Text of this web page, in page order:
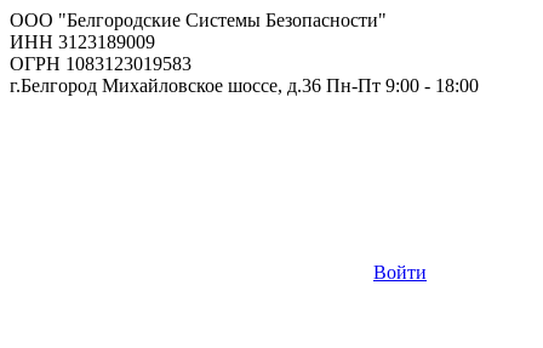
ООО "Белгородские Системы Безопасности"
ИНН 3123189009
ОГРН 1083123019583
г.Белгород Михайловское шоссе, д.36 Пн-Пт 9:00 - 18:00
Войти